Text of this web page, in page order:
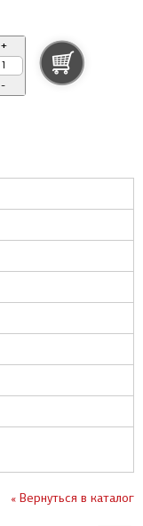
+
-
« Вернуться в каталог